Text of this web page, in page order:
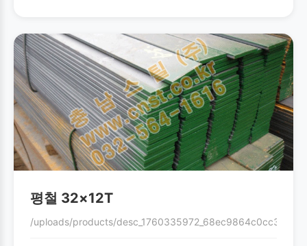
평철 32×12T
/uploads/products/desc_1760335972_68ec9864c0cc3.gif